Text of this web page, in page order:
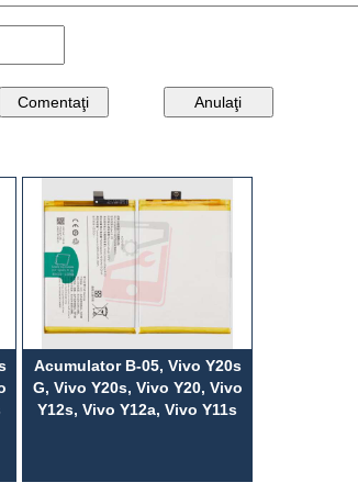
Acumulator B-05, Vivo Y20s
G, Vivo Y20s, Vivo Y20, Vivo
Y12s, Vivo Y12a, Vivo Y11s